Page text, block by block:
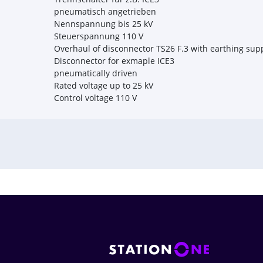
pneumatisch angetrieben
Nennspannung bis 25 kV
Steuerspannung 110 V
Overhaul of disconnector TS26 F.3 with earthing
Disconnector for exmaple ICE3
pneumatically driven
Rated voltage up to 25 kV
Control voltage 110 V